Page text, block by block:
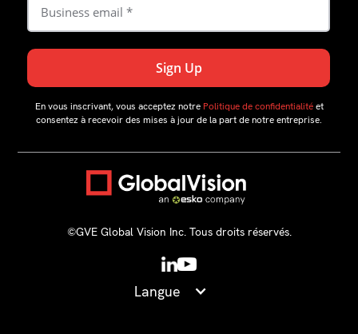
En vous inscrivant, vous acceptez notre Politique de confidentialitéet
consentez à recevoir des mises à jour de la part de notre entreprise.
©GVE Global Vision Inc. Tous droits réservés.
Langue